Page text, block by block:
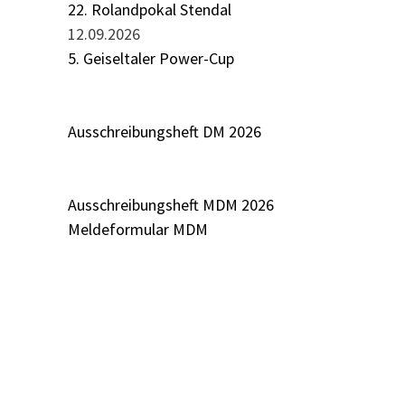
22. Rolandpokal Stendal
12.09.2026
5. Geiseltaler Power-Cup
Ausschreibungsheft DM 2026
Ausschreibungsheft MDM 2026
Meldeformular MDM